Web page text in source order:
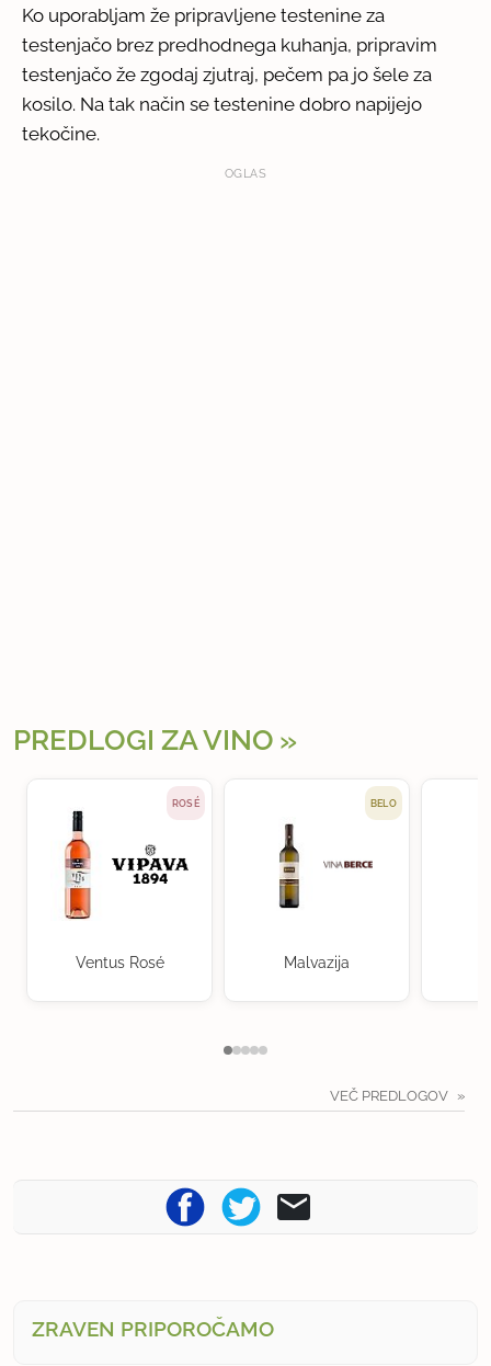
Ko uporabljam že pripravljene testenine za
testenjačo brez predhodnega kuhanja, pripravim
testenjačo že zgodaj zjutraj, pečem pa jo šele za
kosilo. Na tak način se testenine dobro napijejo
tekočine.
OGLAS
PREDLOGI ZA VINO
ROSÉ
Ventus Rosé
BELO
Malvazija
VEČ PREDLOGOV
ZRAVEN PRIPOROČAMO